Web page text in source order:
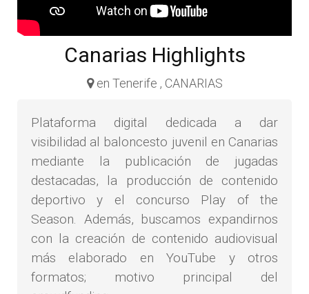
Canarias Highlights
en Tenerife , CANARIAS
Plataforma digital dedicada a dar
visibilidad al baloncesto juvenil en Canarias
mediante la publicación de jugadas
destacadas, la producción de contenido
deportivo y el concurso Play of the
Season. Además, buscamos expandirnos
con la creación de contenido audiovisual
más elaborado en YouTube y otros
formatos; motivo principal del